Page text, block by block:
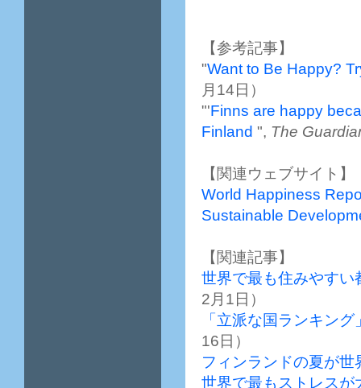
【参考記事】
"Want to Be Happy?
月14日）
"'Finns are happy
Finland ", The
【関連ウェブサイト】
World Happiness
Sustainable
【関連記事】
世界で最も住みやす
2月1日）
「立派な国ランキン
16日）
フィンランドの夏が
世界で最もストレス